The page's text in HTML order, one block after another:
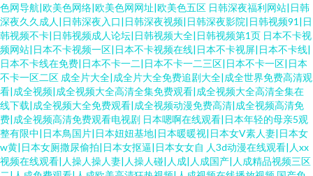
色网导航|欧美色网络|欧美色网网址|欧美色五区 日韩深夜福利网站|日韩
深夜久久成人|日韩深夜入口|日韩深夜视频|日韩深夜影院|日韩视频91|日
韩视频不卡|日韩视频成人论坛|日韩视频大全|日韩视频第1页 日本不卡视
频网站|日本不卡视频一区|日本不卡视频在线|日本不卡视屏|日本不卡线|
日本不卡线在免费|日本不卡一二|日本不卡一二三区|日本不卡一区|日本
不卡一区二区 成全片大全|成全片大全免费追剧大全|成全世界免费高清观
看|成全视频|成全视频大全高清全集免费观看|成全视频大全高清全集在
线下载|成全视频大全免费观看|成全视频动漫免费高清|成全视频高清免
费|成全视频高清免费观看电视剧 日本嗯啊在线观看|日本年轻的母亲5观
整有限中|日本鳥国片|日本妞妞基地|日本暖暖视|日本女V素人妻|日本女
w黄|日本女厕撒尿偷拍|日本女抠逼|日本女女自 人3d动漫在线观看|人xx
视频在线观看|人操人操人妻|人操人碰|人成|人成国产|人成精品视频三区